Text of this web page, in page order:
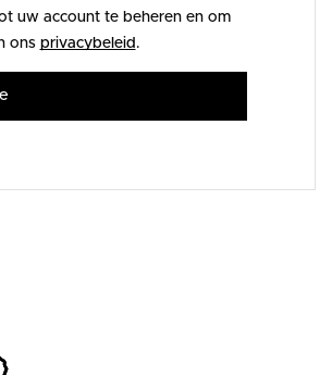
uw account te beheren en om
ons privacybeleid .